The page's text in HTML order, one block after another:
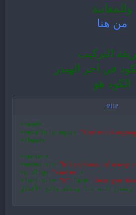
وللمعاينة
من هنا
التركيب
في اخر الهيدر
الكود هو
PHP:
<head>
<meta http- equiv="Content-
</ head>
<center>
<embed src="http://
<p align="center">
<font size="5" face="DecoType